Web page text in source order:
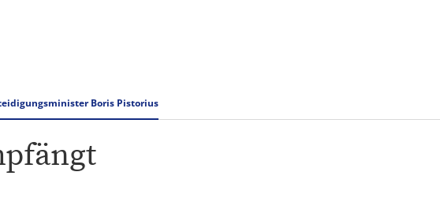
Boris Pistorius